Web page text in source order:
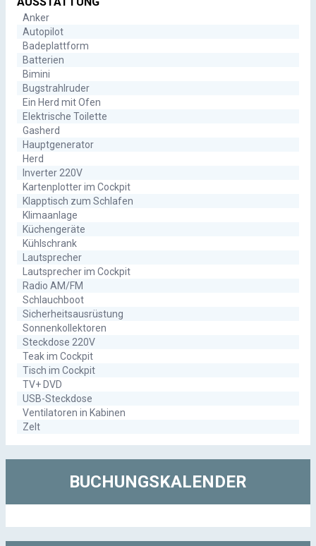
Anker
Autopilot
Badeplattform
Batterien
Bimini
Bugstrahlruder
Ein Herd mit Ofen
Elektrische Toilette
Gasherd
Hauptgenerator
Herd
Inverter 220V
Kartenplotter im Cockpit
Klapptisch zum Schlafen
Klimaanlage
Küchengeräte
Kühlschrank
Lautsprecher
Lautsprecher im Cockpit
Radio AM/FM
Schlauchboot
Sicherheitsausrüstung
Sonnenkollektoren
Steckdose 220V
Teak im Cockpit
Tisch im Cockpit
TV+ DVD
USB-Steckdose
Ventilatoren in Kabinen
Zelt
BUCHUNGSKALENDER